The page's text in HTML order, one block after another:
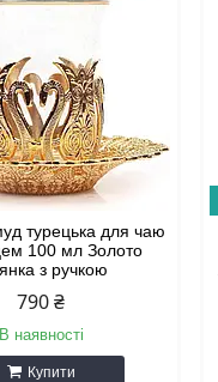
турецька для чаю
100 мл Золото
з ручкою
790 ₴
В наявності
Купити